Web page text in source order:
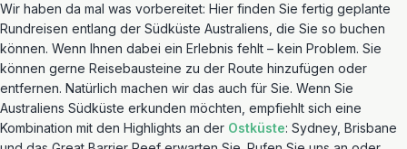
Wir haben da mal was vorbereitet: Hier finden Sie fertig geplante
Rundreisen entlang der Südküste Australiens, die Sie so buchen
können. Wenn Ihnen dabei ein Erlebnis fehlt – kein Problem. Sie
können gerne Reisebausteine zu der Route hinzufügen oder
entfernen. Natürlich machen wir das auch für Sie. Wenn Sie
Australiens Südküste erkunden möchten, empfiehlt sich eine
Kombination mit den Highlights an der Ostküste: Sydney, Brisbane